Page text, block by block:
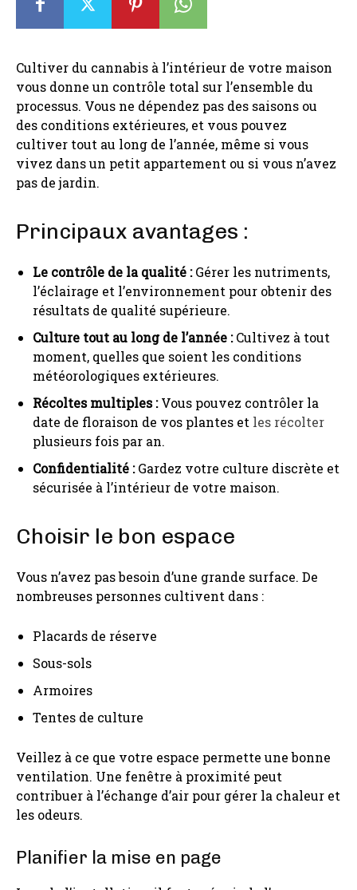
Cultiver du cannabis à l’intérieur de votre maison
vous donne un contrôle total sur l’ensemble du
processus. Vous ne dépendez pas des saisons ou
des conditions extérieures, et vous pouvez
cultiver tout au long de l’année, même si vous
vivez dans un petit appartement ou si vous n’avez
pas de jardin.
Principaux avantages :
Le contrôle de la qualité :Gérer les nutriments,
l’éclairage et l’environnement pour obtenir des
résultats de qualité supérieure.
Culture tout au long de l’année :Cultivez à tout
moment, quelles que soient les conditions
météorologiques extérieures.
Récoltes multiples :Vous pouvez contrôler la
date de floraison de vos plantes et les récolter
plusieurs fois par an.
Confidentialité :Gardez votre culture discrète et
sécurisée à l’intérieur de votre maison.
Choisir le bon espace
Vous n’avez pas besoin d’une grande surface. De
nombreuses personnes cultivent dans :
Placards de réserve
Sous-sols
Armoires
Tentes de culture
Veillez à ce que votre espace permette une bonne
ventilation. Une fenêtre à proximité peut
contribuer à l’échange d’air pour gérer la chaleur et
les odeurs.
Planifier la mise en page